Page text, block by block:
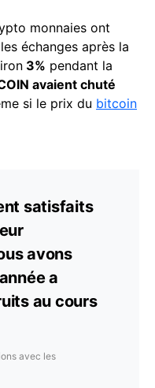
monnaies ont
échanges après la
3% pendant la
avaient chuté
si le prix du bitcoin
satisfaits
avons
a
au cours
avec les